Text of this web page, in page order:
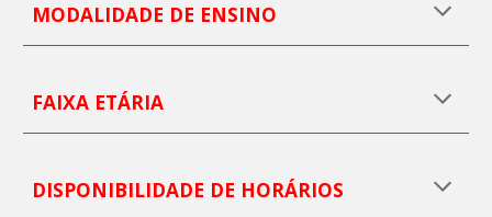
MODALIDADE DE ENSINO
FAIXA ETÁRIA
DISPONIBILIDADE DE HORÁRIOS